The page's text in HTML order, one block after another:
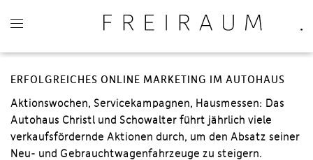
ERFOLGREICHES ONLINE MARKETING IM AUTOHAUS
Aktionswochen, Servicekampagnen, Hausmessen: Das
Autohaus Christl und Schowalter führt jährlich viele
verkaufsfördernde Aktionen durch, um den Absatz seiner
Neu- und Gebrauchtwagenfahrzeuge zu steigern.